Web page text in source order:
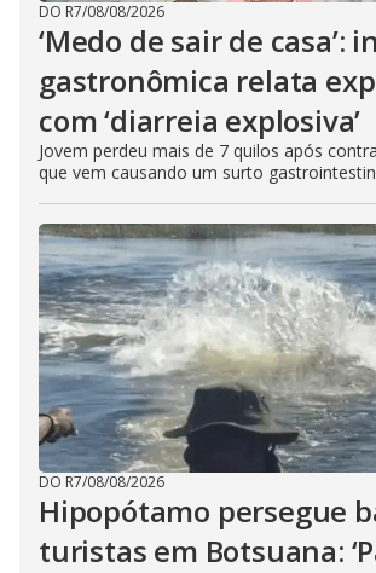
DO R7/08/08/2026
‘Medo de sair de casa’:
gastronômica relata
com ‘diarreia explosiva’
Jovem perdeu mais de 7 quilos após
que vem causando um surto
DO R7/08/08/2026
Hipopótamo persegue
turistas em Botsuana: